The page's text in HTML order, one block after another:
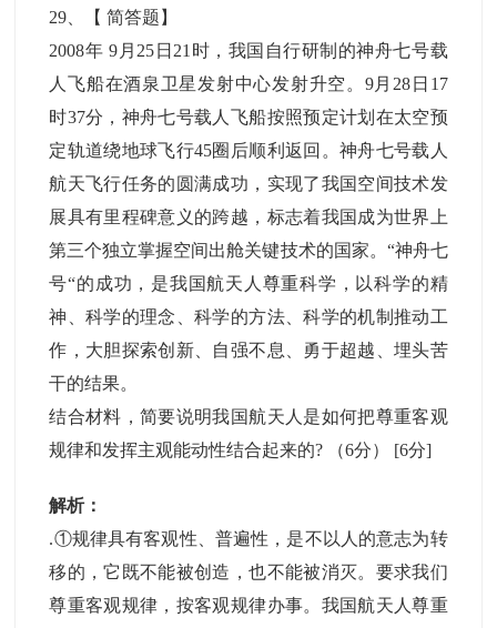
29 、【简答题 】
2008年 9月25日21时，我国自行研制的神舟七号载
人飞船在酒泉卫星发射中心发射升空。9月28日17
时37分，神舟七号载人飞船按照预定计划在太空预
定轨道绕地球飞行45圈后顺利返回。神舟七号载人
航天飞行任务的圆满成功，实现了我国空间技术发
展具有里程碑意义的跨越，标志着我国成为世界上
第三个独立掌握空间出舱关键技术的国家。“神舟七
号“的成功，是我国航天人尊重科学，以科学的精
神、科学的理念、科学的方法、科学的机制推动工
作，大胆探索创新、自强不息、勇于超越、埋头苦
干的结果。
结合材料，简要说明我国航天人是如何把尊重客观
规律和发挥主观能动性结合起来的? （6分） [6分]
解析：
.①规律具有客观性、普遍性，是不以人的意志为转
移的，它既不能被创造，也不能被消灭。要求我们
尊重客观规律，按客观规律办事。我国航天人尊重